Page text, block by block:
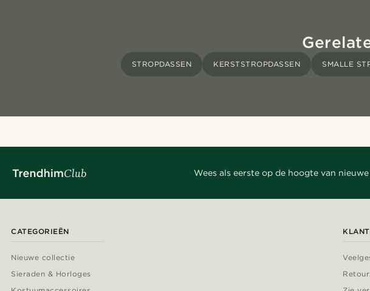
STROPDASSEN KERSTSTROPDASSEN SMALLE
Wees als eerste op de hoogte van
CATEGORIEËN
Nieuwe collectie
Sieraden & Horloges